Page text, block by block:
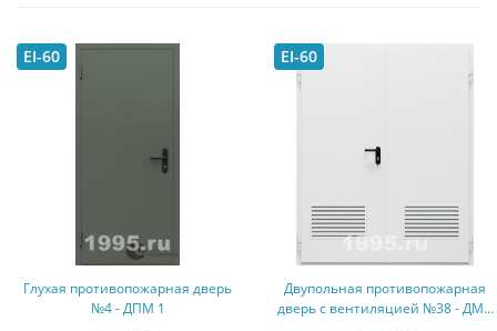
EI-60
Глухая противопожарная дверь
№4 - ДПМ 1
EI-60
Двупольная противопожарная
дверь с вентиляцией №38 - ДМП